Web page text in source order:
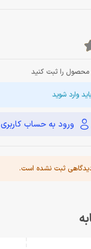
محصول را ثبت کنید
وارد شوید
ورود به حساب کاربری
ثبت نشده است.